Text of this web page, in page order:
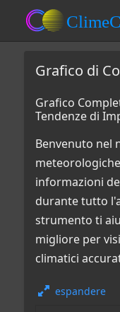
Grafico di
Grafico
Tendenze di
Benvenuto nel
informazioni
durante tutto
strumento ti
migliore per
climatici
espandere